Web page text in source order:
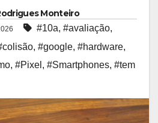
Monteiro
#10a, #avaliação,
, #google, #hardware,
, #Pixel , #Smartphones, #tem